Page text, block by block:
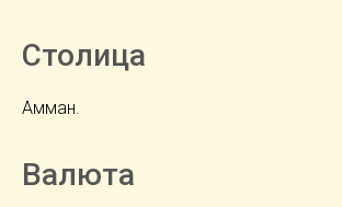
Столица
Амман.
Валюта